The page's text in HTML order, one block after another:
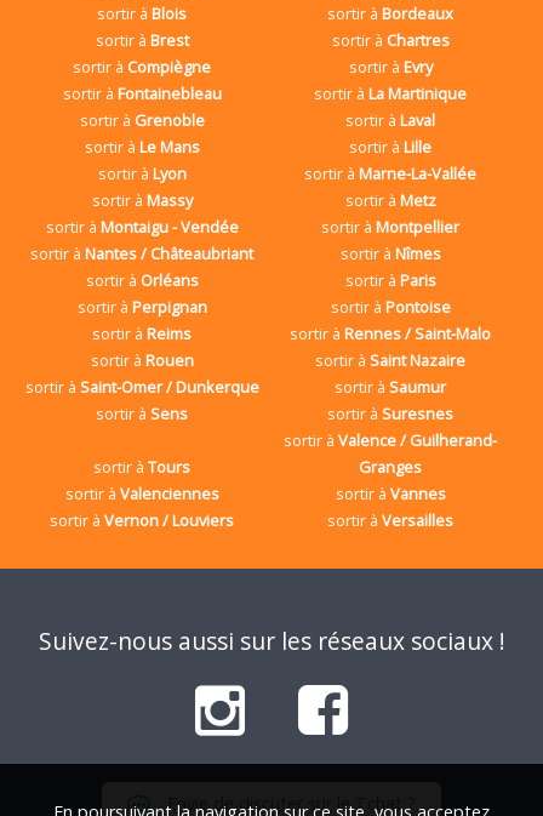
sortir àBlois sortir àBordeaux
sortir à Brest sortir à Chartres
sortir à Compiègne sortir à Evry
sortir à Fontainebleau sortir àLa Martinique
sortir à Grenoble sortir àLaval
sortir à Le Mans sortir àLille
sortir à Lyon sortir àMarne-La-Vallée
sortir à Massy sortir à Metz
sortir à Montaigu - Vendée sortir àMontpellier
sortir àNantes / Châteaubriant sortir à Nîmes
sortir à Orléans sortir à Paris
sortir à Perpignan sortir à Pontoise
sortir àReims sortir àRennes / Saint-Malo
sortir à Rouen sortir àSaint Nazaire
sortir à Saint-Omer / Dunkerque sortir àSaumur
sortir àSens sortir àSuresnes
sortir àTours
sortir àValence / Guilherand-
Granges
sortir à Valenciennes sortir à Vannes
sortir àVernon / Louviers sortir àVersailles
Suivez-nous aussi sur les réseaux sociaux !
Envie de discuter sur le Tchat ?